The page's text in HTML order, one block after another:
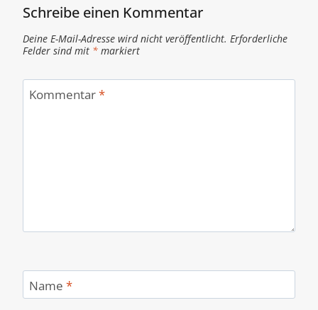
Schreibe einen Kommentar
Deine E-Mail-Adresse wird nicht veröffentlicht. Erforderliche
Felder sind mit * markiert
Kommentar*
Name *